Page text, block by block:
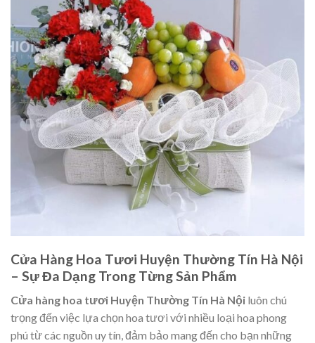
Cửa Hàng Hoa Tươi Huyện Thường Tín Hà Nội
– Sự Đa Dạng Trong Từng Sản Phẩm
Cửa hàng hoa tươi Huyện Thường Tín Hà Nội luôn chú
trọng đến việc lựa chọn hoa tươi với nhiều loại hoa phong
phú từ các nguồn uy tín, đảm bảo mang đến cho bạn những